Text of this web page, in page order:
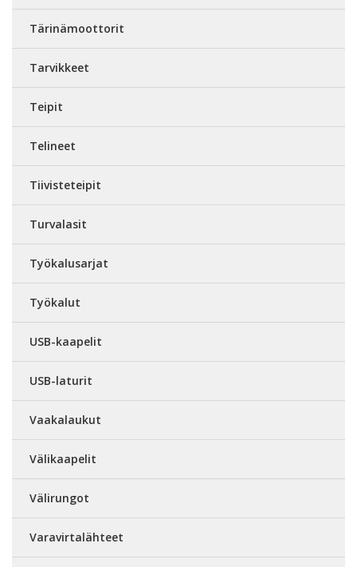
Tärinämoottorit
Tarvikkeet
Teipit
Telineet
Tiivisteteipit
Turvalasit
Työkalusarjat
Työkalut
USB-kaapelit
USB-laturit
Vaakalaukut
Välikaapelit
Välirungot
Varavirtalähteet